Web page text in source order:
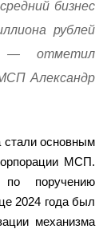
бизнес
рублей
— отметил
Александр
стали основным
МСП.
поручению
2024 года был
механизма